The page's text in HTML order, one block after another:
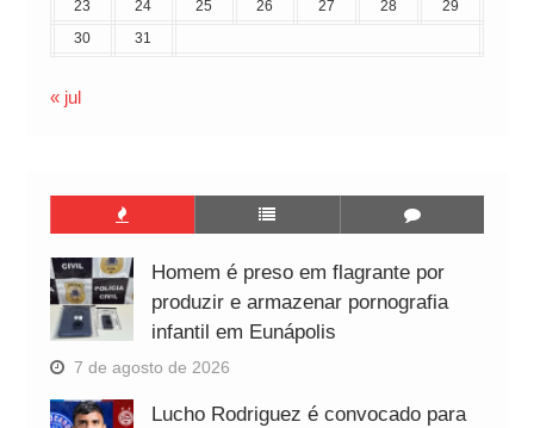
23
24 25 26 27 28
29
30
31
« jul
Homem é preso em flagrante por
produzir e armazenar pornografia
infantil em Eunápolis
7 de agosto de 2026
Lucho Rodriguez é convocado para